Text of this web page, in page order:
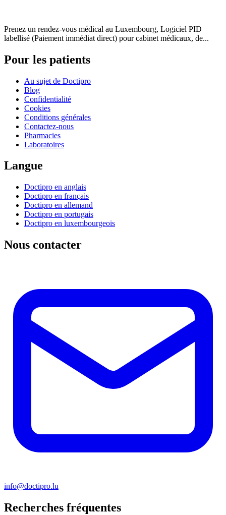
Prenez un rendez-vous médical au Luxembourg, Logiciel PID
labellisé (Paiement immédiat direct) pour cabinet médicaux, de...
Pour les patients
Au sujet de Doctipro
Blog
Confidentialité
Cookies
Conditions générales
Contactez-nous
Pharmacies
Laboratoires
Langue
Doctipro en anglais
Doctipro en français
Doctipro en allemand
Doctipro en portugais
Doctipro en luxembourgeois
Nous contacter
info@doctipro.lu
Recherches fréquentes